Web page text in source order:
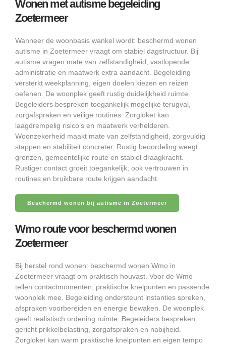
Wonen met autisme begeleiding
Zoetermeer
Wanneer de woonbasis wankel wordt: beschermd wonen
autisme in Zoetermeer vraagt om stabiel dagstructuur. Bij
autisme vragen mate van zelfstandigheid, vastlopende
administratie en maatwerk extra aandacht. Begeleiding
versterkt weekplanning, eigen doelen kiezen en reizen
oefenen. De woonplek geeft rustig duidelijkheid ruimte.
Begeleiders bespreken toegankelijk mogelijke terugval,
zorgafspraken en veilige routines. Zorgloket kan
laagdrempelig risico’s en maatwerk verhelderen.
Woonzekerheid maakt mate van zelfstandigheid, zorgvuldig
stappen en stabiliteit concreter. Rustig beoordeling weegt
grenzen, gemeentelijke route en stabiel draagkracht.
Rustiger contact groeit toegankelijk; ook vertrouwen in
routines en bruikbare route krijgen aandacht.
Beschermd wonen bij autisme in Zoetermeer
Wmo route voor beschermd wonen
Zoetermeer
Bij herstel rond wonen: beschermd wonen Wmo in
Zoetermeer vraagt om praktisch houvast. Voor de Wmo
tellen contactmomenten, praktische knelpunten en passende
woonplek mee. Begeleiding ondersteunt instanties spreken,
afspraken voorbereiden en energie bewaken. De woonplek
geeft realistisch ordening ruimte. Begeleiders bespreken
gericht prikkelbelasting, zorgafspraken en nabijheid.
Zorgloket kan warm praktische knelpunten en eigen tempo